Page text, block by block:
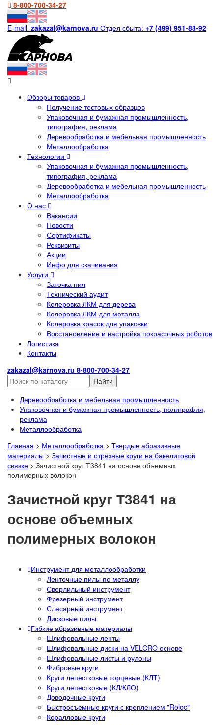
8-800-700-34-27
E-mail: zakazal@karnova.ru Отдел сбыта: +7 (499) 951-88-92
Обзоры товаров
Получение тестовых образцов
Упаковочная и бумажная промышленность,
типография, реклама
Деревообработка и мебельная промышленность
Металлообработка
Технологии
Упаковочная и бумажная промышленность,
типография, реклама
Деревообработка и мебельная промышленность
Металлообработка
О нас
Вакансии
Новости
Сертификаты
Реквизиты
Акции
Инфо для скачивания
Услуги
Заточка пил
Технический аудит
Колеровка ЛКМ для дерева
Колеровка ЛКМ для металла
Колеровка красок для упаковки
Восстановление и настройка покрасочных роботов
Логистика
Контакты
zakazal@karnova.ru 8-800-700-34-27
Найти
Деревообработка и мебельная промышленность
Упаковочная и бумажная промышленность, полиграфия,
реклама
Металлообработка
Главная > Металлообработка > Твердые абразивные
материалы > Зачистные и отрезные круги на бакелитовой
связке > Зачистной круг Т3841 на основе объемных
полимерных волокон
Зачистной круг Т3841 на
основе объемных
полимерных волокон
Инструмент для металлообработки
Ленточные пилы по металлу
Сверлильный инструмент
Фрезерный инструмент
Слесарный инструмент
Дисковые пилы
Гибкие абразивные материалы
Шлифовальные ленты
Шлифовальные диски на VELCRO основе
Шлифовальные листы и рулоны
Фибровые круги
Круги лепестковые торцевые (КЛТ)
Круги лепестковые (КЛ/КЛО)
Доводочные круги
Быстросъемные круги с креплением "Roloc"
Коралловые круги